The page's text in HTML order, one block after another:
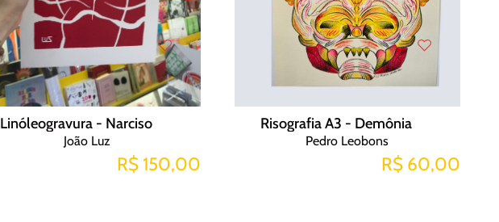
Linóleogravura - Narciso
João Luz
R$ 150,00
Risografia A3 - Demônia
Pedro Leobons
R$ 60,00